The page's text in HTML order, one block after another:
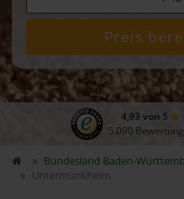
Preis
4,93 von 5
5.090
Bundesland Baden-
Untermünkheim